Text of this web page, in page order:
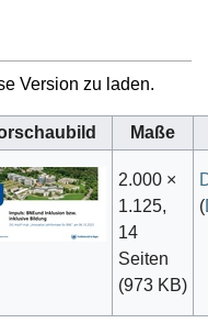
Version zu laden.
Maße
2.000 ×
1.125,
14
Seiten
(973 KB)
(